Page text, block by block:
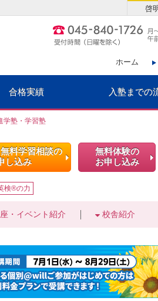
ホーム
合格実績 入塾までの
啓
学塾・学習塾
料学習相談の
し込み
無料体験の
お申し込み
検®の力
・イベント紹介 校舎紹介